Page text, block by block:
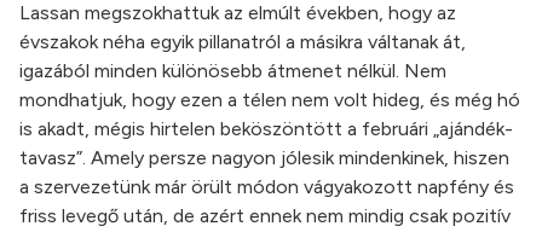
Lassan megszokhattuk az elmúlt években, hogy az
évszakok néha egyik pillanatról a másikra váltanak át,
igazából minden különösebb átmenet nélkül. Nem
mondhatjuk, hogy ezen a télen nem volt hideg, és még hó
is akadt, mégis hirtelen beköszöntött a februári „ajándék-
tavasz”. Amely persze nagyon jólesik mindenkinek, hiszen
a szervezetünk már örült módon vágyakozott napfény és
friss levegő után, de azért ennek nem mindig csak pozitív